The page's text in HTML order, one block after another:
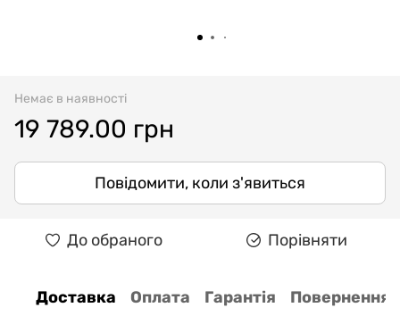
Немає в наявності
19 789.00 грн
Повідомити, коли з'явиться
До обраного Порівняти
Доставка Оплата Гарантія Повернення